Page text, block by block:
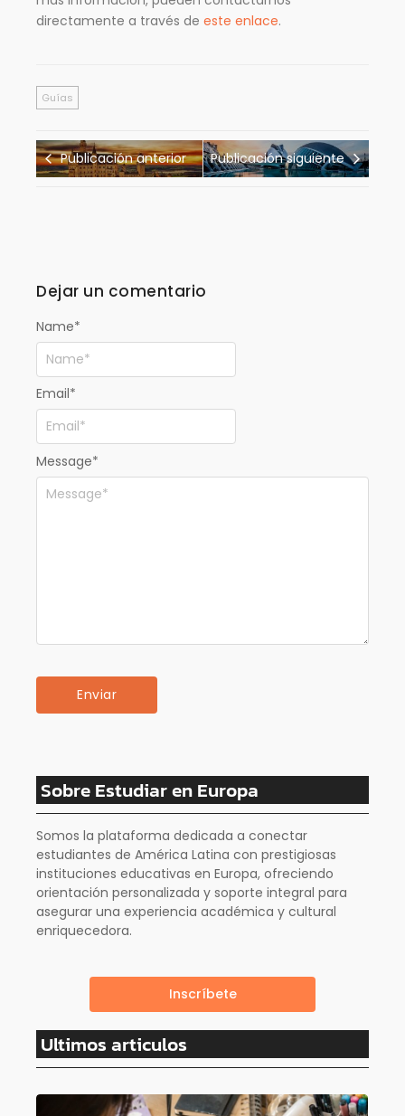
directamente a través de este enlace.
Guías
Publicación anterior Publicación siguiente
Dejar un comentario
Message*
Name*
Email*
Sobre Estudiar en Europa
Somos la plataforma dedicada a conectar
estudiantes de América Latina con prestigiosas
instituciones educativas en Europa, ofreciendo
orientación personalizada y soporte integral para
asegurar una experiencia académica y cultural
enriquecedora.
Inscríbete
Ultimos articulos